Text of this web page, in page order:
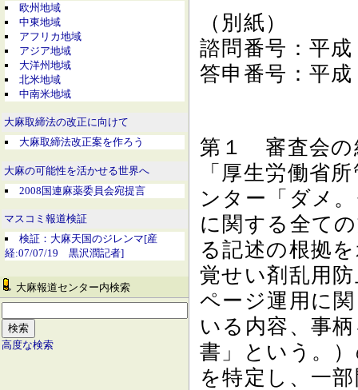
欧州地域
中東地域
アフリカ地域
アジア地域
大洋州地域
北米地域
中南米地域
大麻取締法の改正に向けて
大麻取締法改正案を作ろう
大麻の可能性を活かせる世界へ
2008国連麻薬委員会宛提言
マスコミ報道検証
検証：大麻天国のジレンマ[産
経:07/07/19 黒沢潤記者]
大麻報道センター内検索
高度な検索
（別紙）
諮問番号：平
答申番号：平
第１ 審査会の
「厚生労働省
ンター「ダメ
に関する全て
る記述の根拠
覚せい剤乱用
ページ運用に
いる内容、事
書」という。
を特定し、一